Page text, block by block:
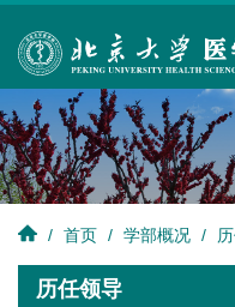
/ 首页 / 学部概况 /
历任领导